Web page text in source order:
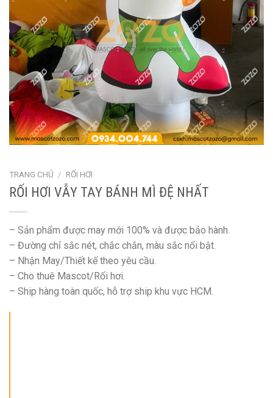
TRANG CHỦ / RỐI HƠI
RỐI HƠI VẪY TAY BÁNH MÌ ĐỆ NHẤT
– Sản phẩm được may mới 100% và được bảo hành.
– Đường chỉ sắc nét, chắc chắn, màu sắc nổi bật.
– Nhận May/Thiết kế theo yêu cầu.
– Cho thuê Mascot/Rối hơi.
– Ship hàng toàn quốc, hỗ trợ ship khu vực HCM.